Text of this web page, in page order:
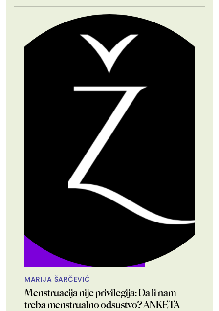
MARIJA ŠARČEVIĆ
Menstruacija nije privilegija: Da li nam
treba menstrualno odsustvo? ANKETA